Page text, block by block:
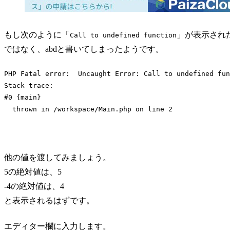
もし次のように「 Call to undefined function 」が表示され
ではなく、abdと書いてしまったようです。
PHP Fatal error:  Uncaught Error: Call to undefined
Stack trace:
#0 {main}
  thrown in /workspace/Main.php on line 2
他の値を渡してみましょう。
5の絶対値は、5
-4の絶対値は、4
と表示されるはずです。
エディター欄に入力します。